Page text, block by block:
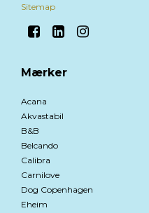
Sitemap
Mærker
Acana
Akvastabil
B&B
Belcando
Calibra
Carnilove
Dog Copenhagen
Eheim